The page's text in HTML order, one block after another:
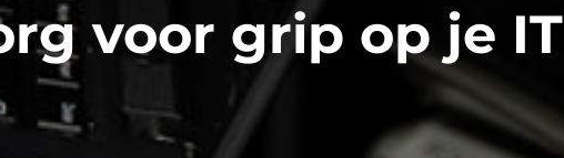
voor grip op je IT